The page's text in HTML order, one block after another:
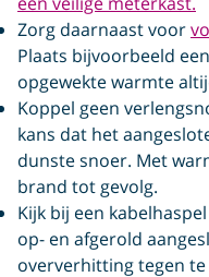
Zorg daarnaast voor
Plaats bijvoorbeeld
opgewekte warmte
Koppel geen
kans dat het
dunste snoer. Met
brand tot gevolg.
Kijk bij een
op- en afgerold
oververhitting tegen te